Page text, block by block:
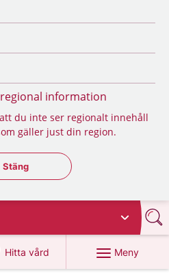
information
du inte ser regionalt innehåll
gäller just din region.
Stäng regionsväljaren
Stäng
Hitta vård
på 1177.se
Meny